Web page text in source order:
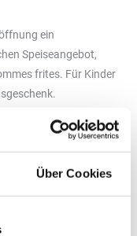
Über Cookies
ein
Speiseangebot,
frites. Für Kinder
Kaffeebar mit
oder Latte
– und Backwaren.
von „Dallmayr“ zur